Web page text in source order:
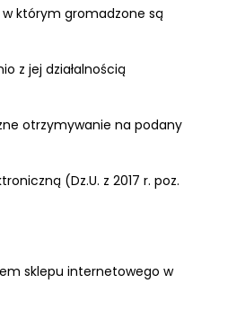
którym gromadzone są
z jej działalnością
otrzymywanie na podany
(Dz.U. z 2017 r. poz.
sklepu internetowego w